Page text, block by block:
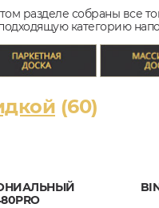
разделе собраны все
категорию
(60)